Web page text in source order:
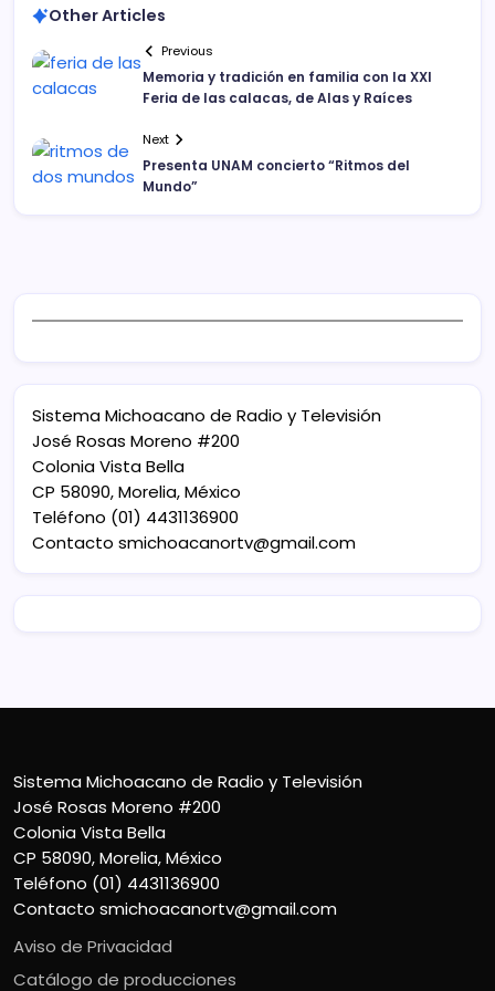
Other Articles
Previous
Memoria y tradición en familia con la XXI
Feria de las calacas, de Alas y Raíces
Next
Presenta UNAM concierto “Ritmos del
Mundo”
Sistema Michoacano de Radio y Televisión
José Rosas Moreno #200
Colonia Vista Bella
CP 58090, Morelia, México
Teléfono (01) 4431136900
Contacto smichoacanortv@gmail.com
Sistema Michoacano de Radio y Televisión
José Rosas Moreno #200
Colonia Vista Bella
CP 58090, Morelia, México
Teléfono (01) 4431136900
Contacto smichoacanortv@gmail.com
Aviso de Privacidad
Catálogo de producciones